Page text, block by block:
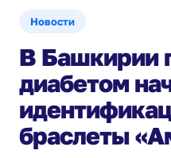
Новости
В Башкирии
диабетом
браслеты